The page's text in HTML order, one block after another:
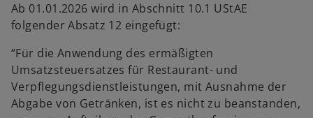
Ab 01.01.2026 wird in Abschnitt 10.1 UStAE
folgender Absatz 12 eingefügt:
“Für die Anwendung des ermäßigten
Umsatzsteuersatzes für Restaurant- und
Verpflegungsdienstleistungen, mit Ausnahme der
Abgabe von Getränken, ist es nicht zu beanstanden,